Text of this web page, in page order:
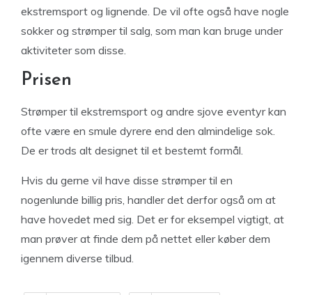
ekstremsport og lignende. De vil ofte også have nogle
sokker og strømper til salg, som man kan bruge under
aktiviteter som disse.
Prisen
Strømper til ekstremsport og andre sjove eventyr kan
ofte være en smule dyrere end den almindelige sok.
De er trods alt designet til et bestemt formål.
Hvis du gerne vil have disse strømper til en
nogenlunde billig pris, handler det derfor også om at
have hovedet med sig. Det er for eksempel vigtigt, at
man prøver at finde dem på nettet eller køber dem
igennem diverse tilbud.